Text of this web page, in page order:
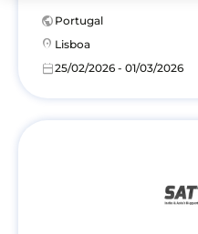
public Portugal
location_on Lisboa
calendar_today25/02/2026 - 01/03/2026